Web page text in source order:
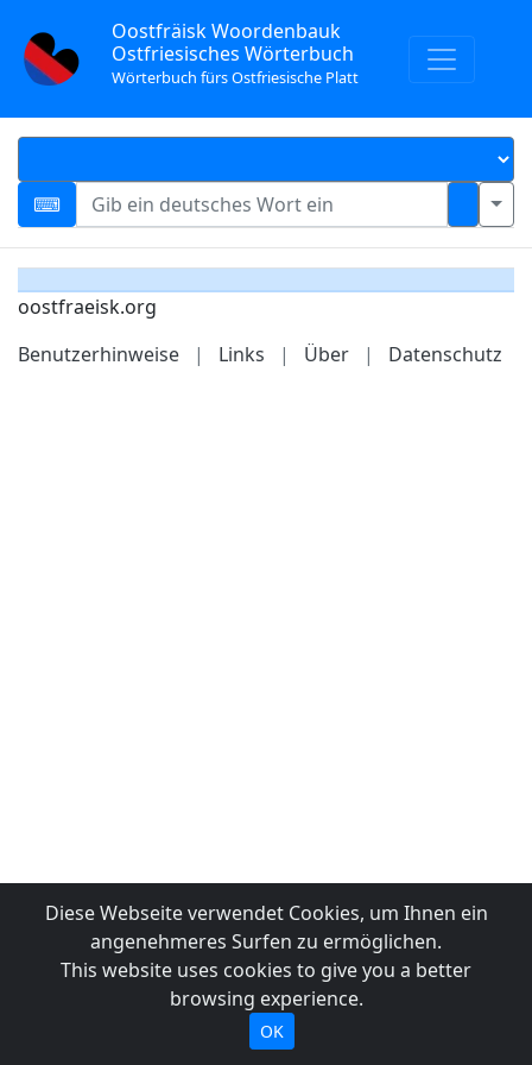
Oostfräisk Woordenbauk
Ostfriesisches Wörterbuch
Wörterbuch fürs Ostfriesische Platt
oostfraeisk.org
Benutzerhinweise
| Links | Über | Datenschutz
Diese Webseite verwendet Cookies, um Ihnen ein
angenehmeres Surfen zu ermöglichen.
This website uses cookies to give you a better
browsing experience.
OK